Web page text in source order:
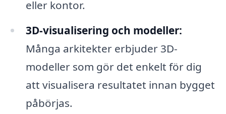
eller kontor.
3D-visualisering och modeller:
Många arkitekter erbjuder 3D-
modeller som gör det enkelt för dig
att visualisera resultatet innan bygget
påbörjas.